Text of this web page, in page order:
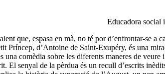
Educadora social
que, espasa en mà, no té por d’enfrontar-se
d’Antoine de Saint-Exupéry, és una
comèdia sobre les diferents maneres de
El senyal de la pèrdua és un recull d’escrits